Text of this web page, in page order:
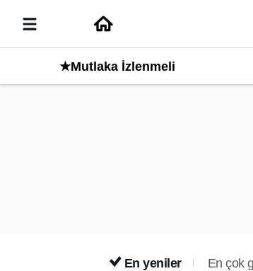
★Mutlaka İzlenmeli
En yeniler En çok